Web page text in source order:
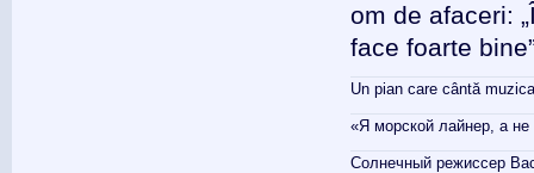
om de afaceri:
face foarte
Un pian care cântă
«Я морской лайнер, а не
Солнечный режиссер